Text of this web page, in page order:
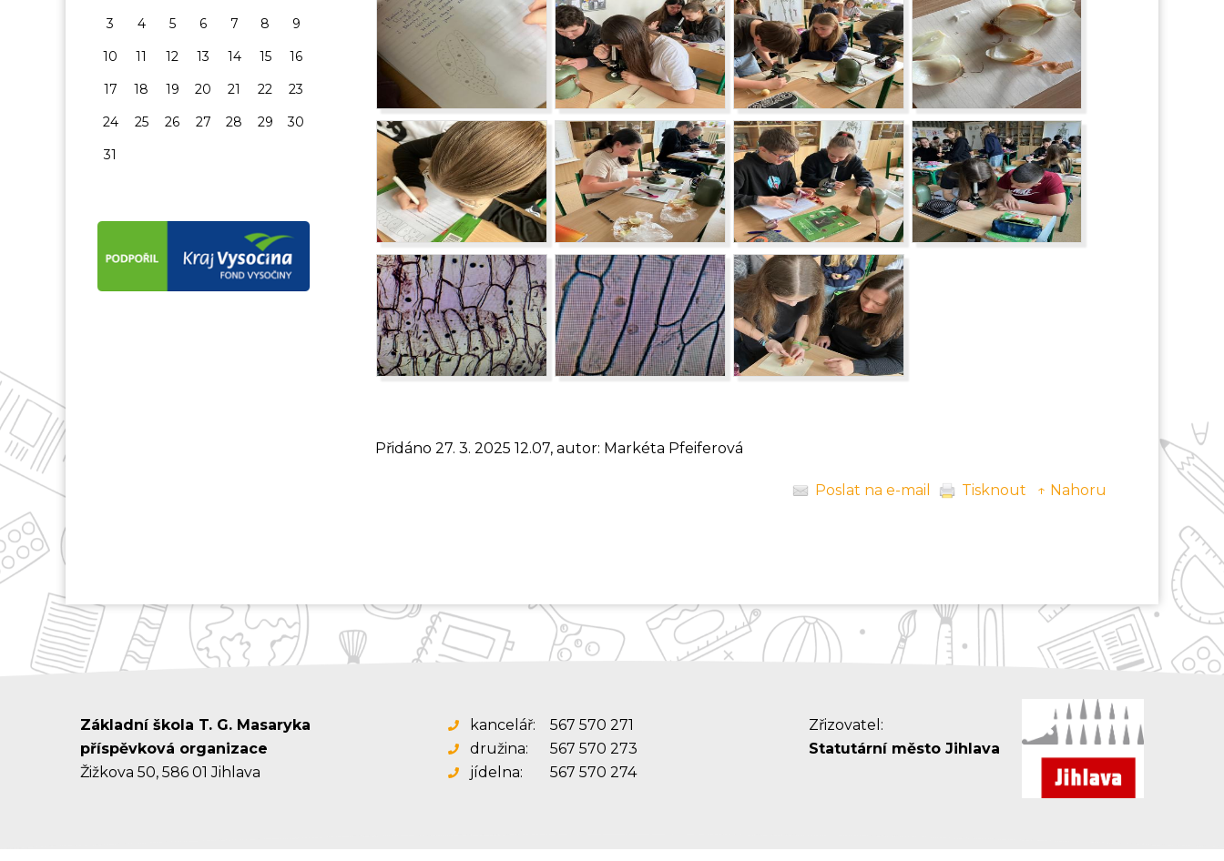
Přidáno 27. 3. 2025 12.07, autor: Markéta Pfeiferová
Poslat na e-mail Tisknout ↑ Nahoru
3
4 5 6 7 8
9
10
11 12 13 14 15
16
17
18 19 20 21 22
23
24
25 26 27 28 29
30
31
Základní škola T. G. Masaryka
příspěvková organizace
Žižkova 50, 586 01 Jihlava
kancelář:
567 570 271
družina:
567 570 273
jídelna:
567 570 274
Zřizovatel:
Statutární město Jihlava